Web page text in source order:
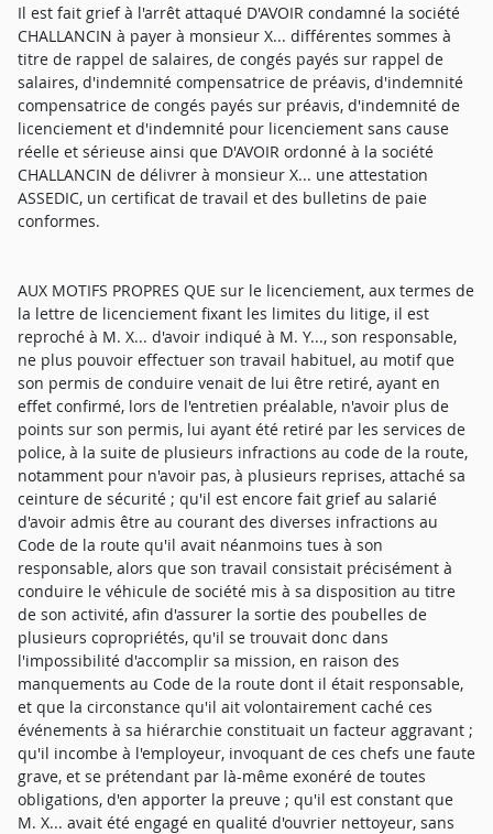
Il est fait grief à l'arrêt attaqué D'AVOIR condamné la société
CHALLANCIN à payer à monsieur X... différentes sommes à
titre de rappel de salaires, de congés payés sur rappel de
salaires, d'indemnité compensatrice de préavis, d'indemnité
compensatrice de congés payés sur préavis, d'indemnité de
licenciement et d'indemnité pour licenciement sans cause
réelle et sérieuse ainsi que D'AVOIR ordonné à la société
CHALLANCIN de délivrer à monsieur X... une attestation
ASSEDIC, un certificat de travail et des bulletins de paie
conformes.
AUX MOTIFS PROPRES QUE sur le licenciement, aux termes de
la lettre de licenciement fixant les limites du litige, il est
reproché à M. X... d'avoir indiqué à M. Y..., son responsable,
ne plus pouvoir effectuer son travail habituel, au motif que
son permis de conduire venait de lui être retiré, ayant en
effet confirmé, lors de l'entretien préalable, n'avoir plus de
points sur son permis, lui ayant été retiré par les services de
police, à la suite de plusieurs infractions au code de la route,
notamment pour n'avoir pas, à plusieurs reprises, attaché sa
ceinture de sécurité ; qu'il est encore fait grief au salarié
d'avoir admis être au courant des diverses infractions au
Code de la route qu'il avait néanmoins tues à son
responsable, alors que son travail consistait précisément à
conduire le véhicule de société mis à sa disposition au titre
de son activité, afin d'assurer la sortie des poubelles de
plusieurs copropriétés, qu'il se trouvait donc dans
l'impossibilité d'accomplir sa mission, en raison des
manquements au Code de la route dont il était responsable,
et que la circonstance qu'il ait volontairement caché ces
événements à sa hiérarchie constituait un facteur aggravant ;
qu'il incombe à l'employeur, invoquant de ces chefs une faute
grave, et se prétendant par là-même exonéré de toutes
obligations, d'en apporter la preuve ; qu'il est constant que
M. X... avait été engagé en qualité d'ouvrier nettoyeur, sans